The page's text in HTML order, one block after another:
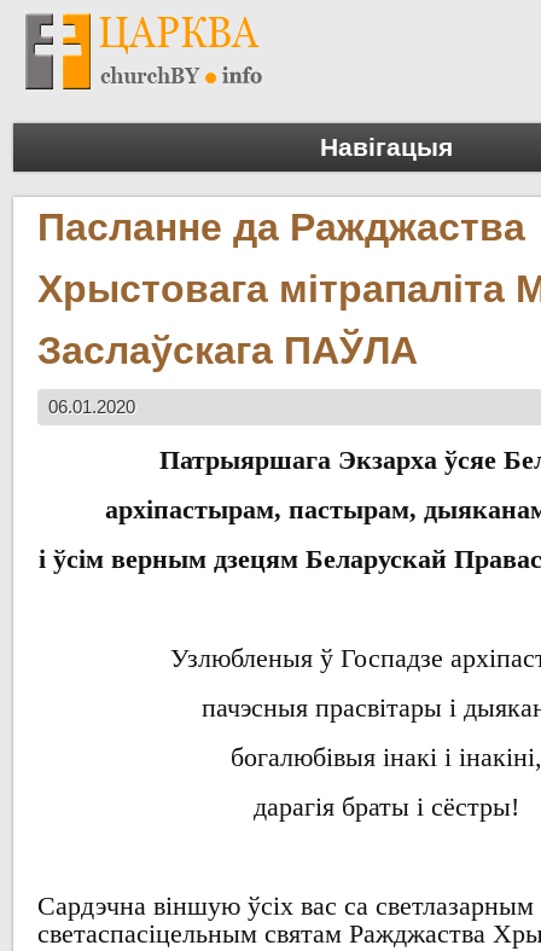
Навігацыя
Пасланне да Ражджаства
Хрыстовага мітрапаліта
Заслаўскага ПАЎЛА
06.01.2020
ПатрыяршагаЭкзарха ўсяе
архіпастырам, пастырам,
і ўсім верным дзецям Беларускай
Узлюбленыя ў Госпадзе
пачэсныя прасвітары і
богалюбівыя інакі і інакіні,
дарагія браты і сёстры!
Сардэчна віншую ўсіх васса светлазарным
светаспасіцельным святам Ражджаства